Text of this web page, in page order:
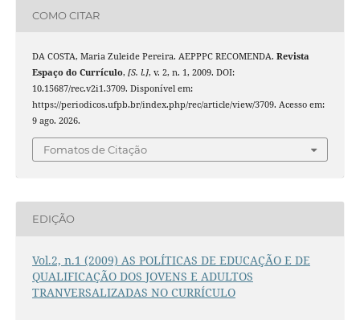
COMO CITAR
DA COSTA, Maria Zuleide Pereira. AEPPPC RECOMENDA. Revista
Espaço do Currículo, [S. l.], v. 2, n. 1, 2009. DOI:
10.15687/rec.v2i1.3709. Disponível em:
https://periodicos.ufpb.br/index.php/rec/article/view/3709. Acesso em:
9 ago. 2026.
Fomatos de Citação
EDIÇÃO
Vol.2, n.1 (2009) AS POLÍTICAS DE EDUCAÇÃO E DE
QUALIFICAÇÃO DOS JOVENS E ADULTOS
TRANVERSALIZADAS NO CURRÍCULO